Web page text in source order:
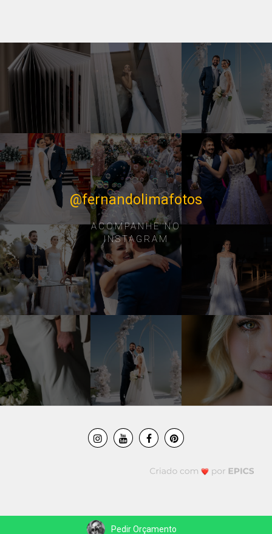
@fernandolimafotos
ACOMPANHE NO
INSTAGRAM
Pedir Orçamento